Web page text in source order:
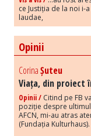
ce Justiția de la noi i-
laudae,
Opinii
CorinaȘuteu
Viața, din proiect
Opinii / Citind pe FB
poziție despre
AFCN, mi-au atras
(Fundația Kulturhaus).